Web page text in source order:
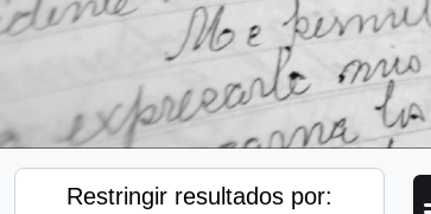
Restringir resultados por: